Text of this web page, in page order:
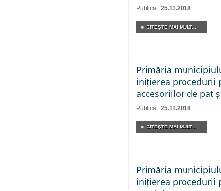
Publicat: 25.11.2018
CITEŞTE MAI MULT...
Primăria
inițierea procedurii
accesoriilor de pat
Publicat: 25.11.2018
CITEŞTE MAI MULT...
Primăria
inițierea procedurii